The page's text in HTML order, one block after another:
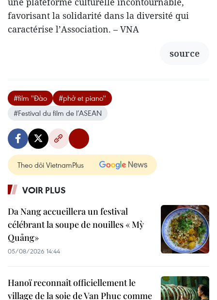
favorisant la solidarité dans la diversité qui
caractérise l’Association. – VNA
source
#film ''Đào
#phở et piano''
#Festival du film de l’ASEAN
Theo dõi VietnamPlus
VOIR PLUS
Da Nang accueillera un festival
célébrant la soupe de nouilles « Mỳ
Quảng»
05/08/2026 14:44
Hanoï reconnaît officiellement le
village de la soie de Van Phuc comme